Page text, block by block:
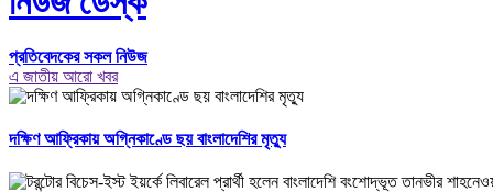
প্রতিবেদকের সকল নিউজ
এ জাতীয় আরো খবর
দক্ষিণ আফ্রিকায় অগ্নিকাণ্ডে ছয় বাংলাদেশির মৃত্যু